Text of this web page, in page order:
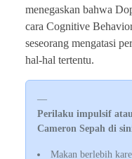
menegaskan bahwa
cara Cognitive
seseorang mengatasi
hal-hal tertentu.
Perilaku impulsif
Cameron Sepah di
Makan berlebih